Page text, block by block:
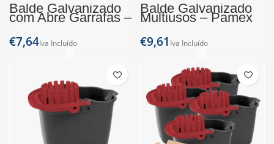
Balde Galvanizado
com Abre Garrafas –
Pamex (5L)
€
Balde Galvanizado
Multiusos – Pamex
(12L)
€